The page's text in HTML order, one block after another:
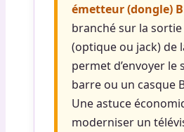
émetteur (dongle)
branché sur la
(optique ou jack) de
permet d’envoyer le
barre ou un casque
Une astuce
moderniser un